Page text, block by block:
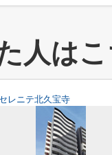
人は
セレニテ北久宝寺